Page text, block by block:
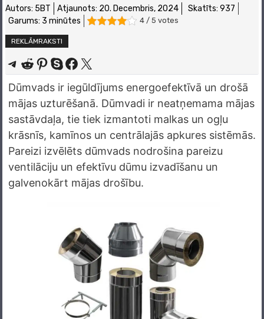
Autors: 5BT Atjaunots: 20. Decembris, 2024
Skatīts: 937
Garums: 3 minūtes
4 / 5 votes
REKLĀMRAKSTI
Share on Telegram
Share on Reddit
Share on Pinterest
Share on SkypeShare on Facebook
Share on X
Dūmvads ir iegūldījums energoefektīvā un drošā
mājas uzturēšanā. Dūmvadi ir neatņemama mājas
sastāvdaļa, tie tiek izmantoti malkas un ogļu
krāsnīs, kamīnos un centrālajās apkures sistēmās.
Pareizi izvēlēts dūmvads nodrošina pareizu
ventilāciju un efektīvu dūmu izvadīšanu un
galvenokārt mājas drošību.